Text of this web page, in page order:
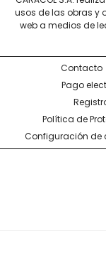
usos de las obras y
web a medios de
Contacto
Pago
Política de
Configuración de